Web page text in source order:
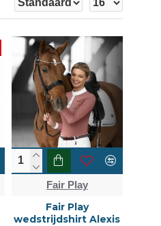
Fair Play
Fair Play
wedstrijdshirt Alexis